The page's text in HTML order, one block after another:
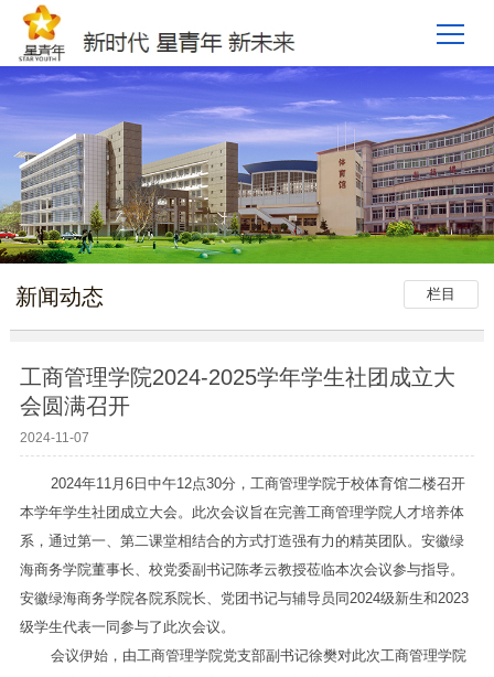
栏目
新闻动态
工商管理学院2024-2025学年学生社团成立大
会圆满召开
2024-11-07
2024年11月6日中午12点30分，工商管理学院于校体育馆二楼召开
本学年学生社团成立大会。此次会议旨在完善工商管理学院人才培养体
系，通过第一、第二课堂相结合的方式打造强有力的精英团队。安徽绿
海商务学院董事长、校党委副书记陈孝云教授莅临本次会议参与指导。
安徽绿海商务学院各院系院长、党团书记与辅导员同2024级新生和2023
级学生代表一同参与了此次会议。
会议伊始，由工商管理学院党支部副书记徐樊对此次工商管理学院